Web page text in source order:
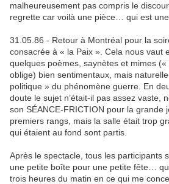
malheureusement pas compris le
regrette car voilà une pièce… qui est une
31.05.86 - Retour à Montréal pour la
consacrée à « la Paix ». Cela nous vaut
quelques poèmes, saynètes et mimes
oblige) bien sentimentaux, mais
politique » du phénomène guerre. En
doute le sujet n’était-il pas assez vaste,
son SÉANCE-FRICTION pour la grande
premiers rangs, mais la salle était trop
qui étaient au fond sont partis.
Après le spectacle, tous les participants
une petite boîte pour une petite fête…
trois heures du matin en ce qui me